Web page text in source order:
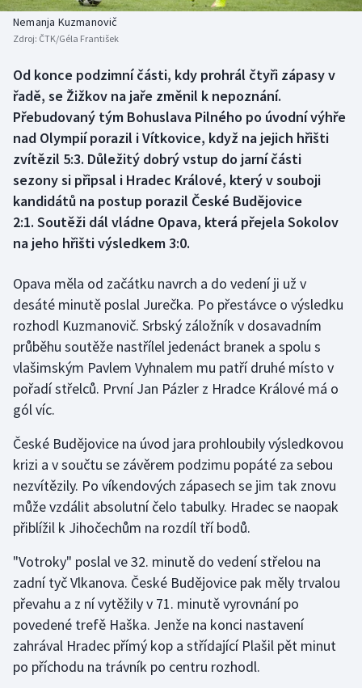
Biatlon
Box
Curling
Dostihy
Florbal
Futsal
Golf
Gymnastika
Házená
Jezdectví
Judo
Krasobruslení
Lezení
Lyže a snowboard
Moderní pětiboj
Motorsport
Olympijské hry
Aplikace ČT sport
Nemanja Kuzmanovič
Zdroj: ČTK/Géla František
Od konce podzimní části, kdy prohrál čtyři zápasy v
řadě, se Žižkov na jaře změnil k nepoznání.
Přebudovaný tým Bohuslava Pilného po úvodní výhře
nad Olympií porazil i Vítkovice, když na jejich hřišti
zvítězil 5:3. Důležitý dobrý vstup do jarní části
sezony si připsal i Hradec Králové, který v souboji
kandidátů na postup porazil České Budějovice
2:1. Soutěži dál vládne Opava, která přejela Sokolov
na jeho hřišti výsledkem 3:0.
Opava měla od začátku navrch a do vedení ji už v
desáté minutě poslal Jurečka. Po přestávce o výsledku
rozhodl Kuzmanovič. Srbský záložník v dosavadním
průběhu soutěže nastřílel jedenáct branek a spolu s
vlašimským Pavlem Vyhnalem mu patří druhé místo v
pořadí střelců. První Jan Pázler z Hradce Králové má o
gól víc.
České Budějovice na úvod jara prohloubily výsledkovou
krizi a v součtu se závěrem podzimu popáté za sebou
nezvítězily. Po víkendových zápasech se jim tak znovu
může vzdálit absolutní čelo tabulky. Hradec se naopak
přiblížil k Jihočechům na rozdíl tří bodů.
"Votroky" poslal ve 32. minutě do vedení střelou na
zadní tyč Vlkanova. České Budějovice pak měly trvalou
převahu a z ní vytěžily v 71. minutě vyrovnání po
povedené trefě Haška. Jenže na konci nastavení
zahrával Hradec přímý kop a střídající Plašil pět minut
po příchodu na trávník po centru rozhodl.